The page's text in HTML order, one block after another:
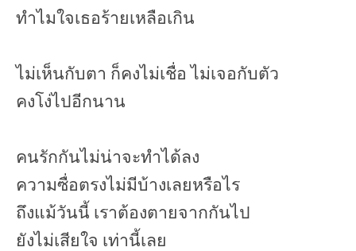
ทำไมใจเธอร้ายเหลือเกิน
ไม่เห็นกับตา ก็คงไม่เชื่อ ไม่เจอกับตัว
คงโง่ไปอีกนาน
คนรักกันไม่น่าจะทำได้ลง
ความซื่อตรงไม่มีบ้างเลยหรือไร
ถึงแม้วันนี้ เราต้องตายจากกันไป
ยังไม่เสียใจ เท่านี้เลย